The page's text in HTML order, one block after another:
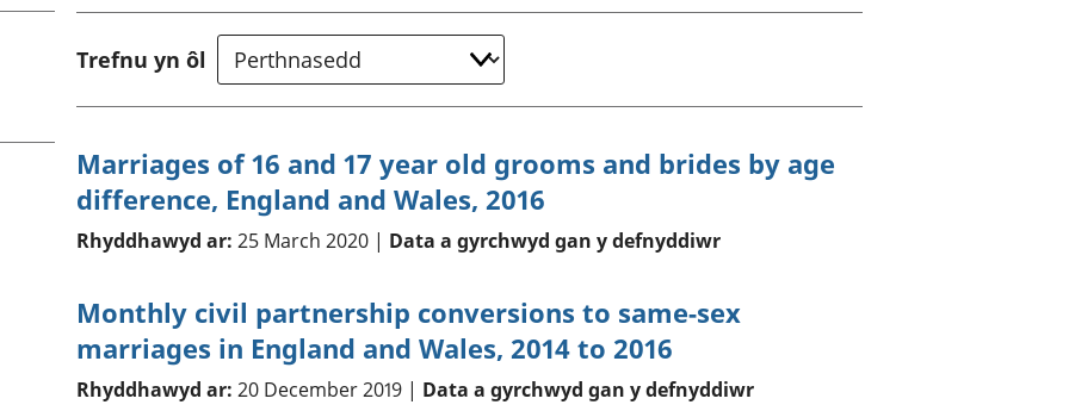
chwyddiant a
Buddsoddiadau,
Cyfrifon gwladol
Cyfrifon rhanbarthol
Cyllid personol a chyllid
aelwydydd
Poblogaeth ac ymfudo
Trefnu yn ôl
Marriages of 16 and 17 year old grooms and brides by age
difference, England and Wales, 2016
Rhyddhawyd ar: 25 March 2020 | Data a gyrchwyd gan y defnyddiwr
Monthly civil partnership conversions to same-sex
marriages in England and Wales, 2014 to 2016
Rhyddhawyd ar: 20 December 2019 | Data a gyrchwyd gan y defnyddiwr